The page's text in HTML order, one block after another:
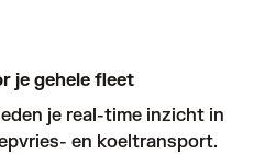
je gehele fleet
je real-time inzicht in
en koeltransport.